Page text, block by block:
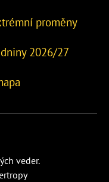
proměny
2026/27
veder.